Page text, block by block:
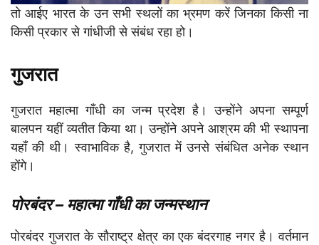
तो आईए भारत के उन सभी स्थलों का भ्रमण करें जिनका किसी ना
किसी प्रकार से गांधीजी से संबंध रहा हो।
गुजरात
गुजरात महात्मा गाँधी का जन्म प्रदेश है। उन्होंने अपना सम्पूर्ण
बालपन यहीं व्यतीत किया था। उन्होंने अपने आश्रम की भी स्थापना
यहाँ की थी। स्वाभाविक है, गुजरात में उनसे संबंधित अनेक स्थान
होंगे।
पोरबंदर – महात्मा गाँधी का जन्मस्थान
पोरबंदर गुजरात के सौराष्ट्र क्षेत्र का एक बंदरगाह नगर है। वर्तमान